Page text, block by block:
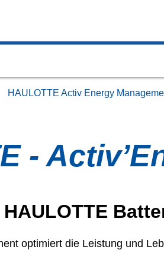
HAULOTTE Activ Energy
-
optimiert die Leistung und